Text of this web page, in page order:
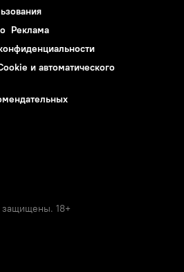
Реклама
и автоматического
18+